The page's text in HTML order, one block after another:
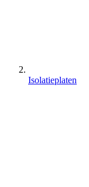
Isolatieplaten